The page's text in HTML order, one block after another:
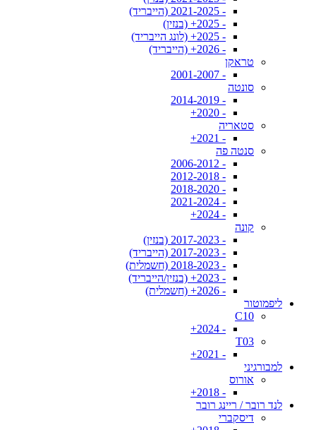
- 2021-2025 (הייבריד)
- 2025+ (בנזין)
- 2025+ (לונג הייבריד)
- 2026+ (הייבריד)
טראקן
- 2001-2007
סונטה
- 2014-2019
- 2020+
סטאריה
- 2021+
סנטה פה
- 2006-2012
- 2012-2018
- 2018-2020
- 2021-2024
- 2024+
קונה
- 2017-2023 (בנזין)
- 2017-2023 (הייבריד)
- 2018-2023 (חשמלית)
- 2023+ (בנזין/הייבריד)
- 2026+ (חשמלית)
ליפמוטור
C10
- 2024+
T03
- 2021+
למבורגיני
אורוס
- 2018+
לנד רובר / ריינג רובר
דיסקברי